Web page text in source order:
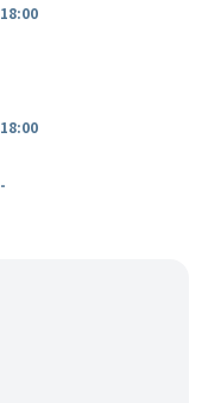
18:00
18:00
-